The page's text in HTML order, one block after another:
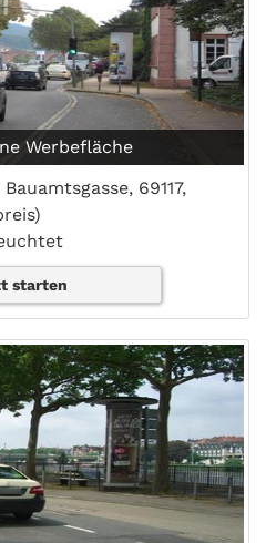
Werbefläche
69117,
starten